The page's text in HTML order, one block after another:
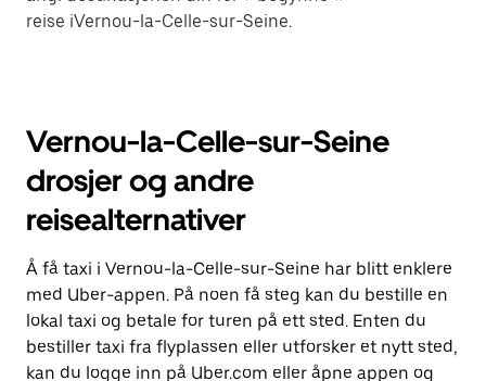
reise iVernou-la-Celle-sur-Seine.
Vernou-la-Celle-sur-Seine
drosjer og andre
reisealternativer
Å få taxi i Vernou-la-Celle-sur-Seine har blitt enklere
med Uber-appen. På noen få steg kan du bestille en
lokal taxi og betale for turen på ett sted. Enten du
bestiller taxi fra flyplassen eller utforsker et nytt sted,
kan du logge inn på Uber.com eller åpne appen og